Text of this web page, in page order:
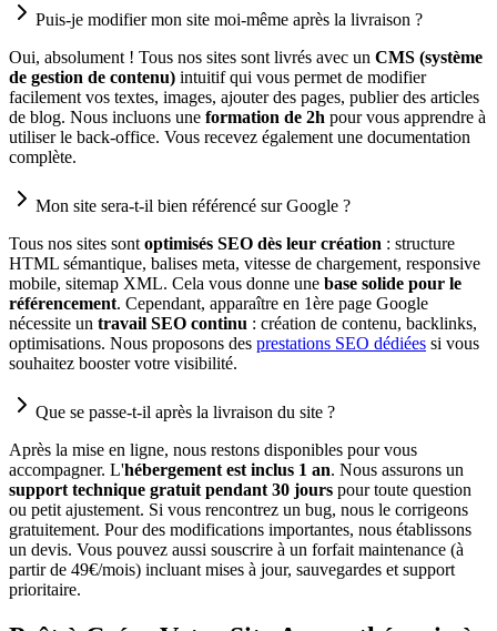
Puis-je modifier mon site moi-même après la livraison ?
Oui, absolument ! Tous nos sites sont livrés avec un CMS (système
de gestion de contenu) intuitif qui vous permet de modifier
facilement vos textes, images, ajouter des pages, publier des articles
de blog. Nous incluons une formation de 2h pour vous apprendre à
utiliser le back-office. Vous recevez également une documentation
complète.
Mon site sera-t-il bien référencé sur Google ?
Tous nos sites sont optimisés SEO dès leur création : structure
HTML sémantique, balises meta, vitesse de chargement, responsive
mobile, sitemap XML. Cela vous donne une base solide pour le
référencement. Cependant, apparaître en 1ère page Google
nécessite un travail SEO continu : création de contenu, backlinks,
optimisations. Nous proposons des prestations SEO dédiées si vous
souhaitez booster votre visibilité.
Que se passe-t-il après la livraison du site ?
Après la mise en ligne, nous restons disponibles pour vous
accompagner. L'hébergement est inclus 1 an. Nous assurons un
support technique gratuit pendant 30 jours pour toute question
ou petit ajustement. Si vous rencontrez un bug, nous le corrigeons
gratuitement. Pour des modifications importantes, nous établissons
un devis. Vous pouvez aussi souscrire à un forfait maintenance (à
partir de 49€/mois) incluant mises à jour, sauvegardes et support
prioritaire.